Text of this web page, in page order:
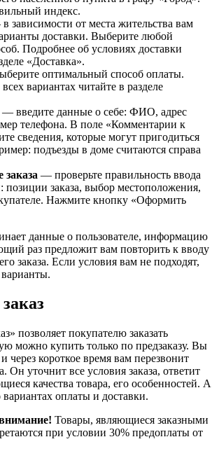
индекс.
зависимости от места жительства вам
доставки. Выберите любой
Подробнее об условиях доставки
«Доставка».
оптимальный способ оплаты.
вариантах читайте в разделе
— введите данные о себе: ФИО, адрес
телефона. В поле «Комментарии к
сведения, которые могут пригодиться
подъезды в доме считаются справа
— проверьте правильность ввода
заказа, выбор местоположения,
Нажмите кнопку «Оформить
данные о пользователе, информацию
раз предложит вам повторить к вводу
заказа. Если условия вам не подходят,
позволяет покупателю заказать
можно купить только по предзаказу. Вы
через короткое время вам перезвонит
Он уточнит все условия заказа, ответит
качества товара, его особенностей. А
оплаты и доставки.
Товары, являющиеся заказными
при условии 30% предоплаты от